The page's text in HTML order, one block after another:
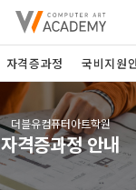
자격증과정 국비지원
더블유컴퓨터아트학원
자격증과정 안내